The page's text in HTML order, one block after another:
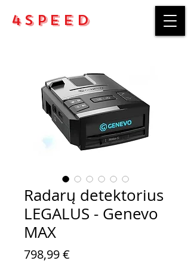
4Speed
Radarų detektorius
LEGALUS - Genevo
MAX
798,99 €